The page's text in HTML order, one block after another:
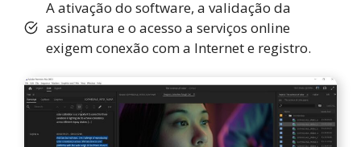
A ativação do software, a validação da
assinatura e o acesso a serviços online
exigem conexão com a Internet e registro.